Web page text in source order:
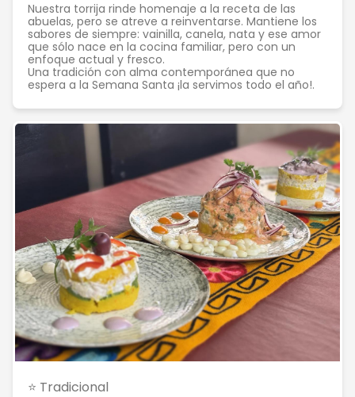
Nuestra torrija rinde homenaje a la receta de las
abuelas, pero se atreve a reinventarse. Mantiene los
sabores de siempre: vainilla, canela, nata y ese amor
que sólo nace en la cocina familiar, pero con un
enfoque actual y fresco.
Una tradición con alma contemporánea que no
espera a la Semana Santa ¡la servimos todo el año!.
⭐ Tradicional